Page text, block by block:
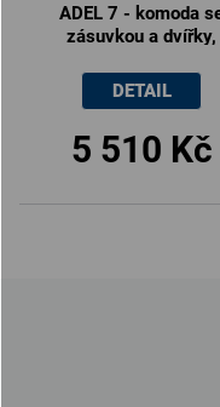
ADEL 7 - komoda
zásuvkou a dvířky,
5 510 Kč
DETAIL